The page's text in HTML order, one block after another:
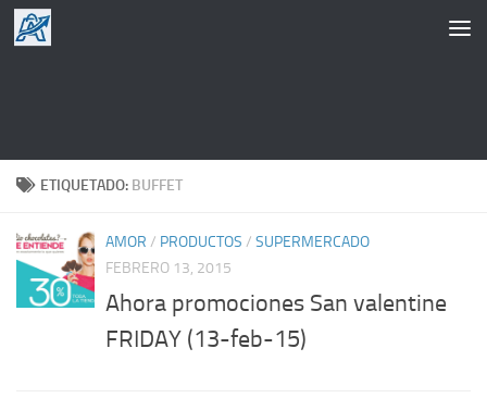
Saltar al contenido
ETIQUETADO: BUFFET
AMOR / PRODUCTOS / SUPERMERCADO
FEBRERO 13, 2015
Ahora promociones San valentine
FRIDAY (13-feb-15)